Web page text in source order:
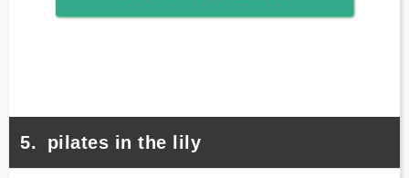
pilates in the lily